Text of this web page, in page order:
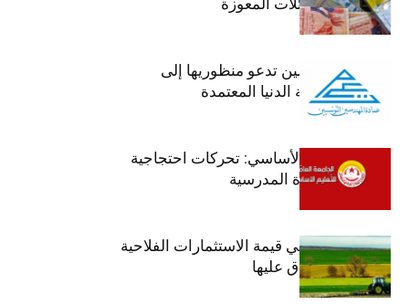
عمادة المهندسين تدعو منظوريها إلى
احترام التعريفة الدنيا المعتمدة
جامعة التعليم الأساسي: تحركات احتجاجية
تزامنا مع العودة المدرسية
ارتفاع بـ15% في قيمة الاستثمارات الفلاحية
الخاصة المصادق عليها